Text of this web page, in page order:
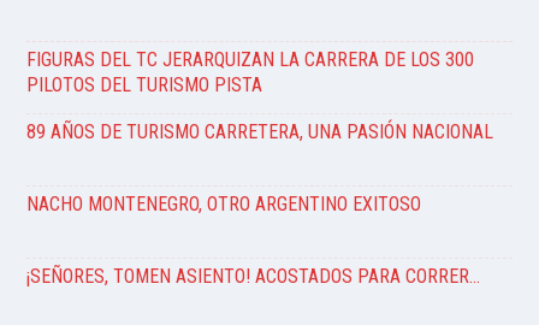
FIGURAS DEL TC JERARQUIZAN LA CARRERA DE LOS 300
PILOTOS DEL TURISMO PISTA
89 AÑOS DE TURISMO CARRETERA, UNA PASIÓN NACIONAL
NACHO MONTENEGRO, OTRO ARGENTINO EXITOSO
¡SEÑORES, TOMEN ASIENTO! ACOSTADOS PARA CORRER…